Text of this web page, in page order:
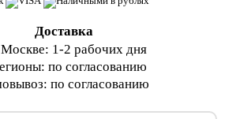
Доставка
1-2 рабочих дня
по согласованию
по согласованию